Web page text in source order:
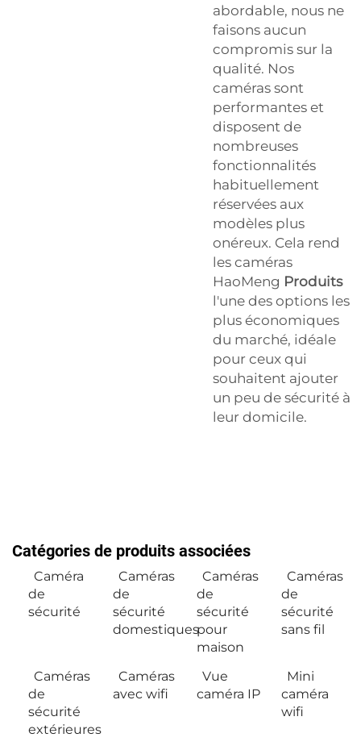
abordable, nous ne
faisons aucun
compromis sur la
qualité. Nos
caméras sont
performantes et
disposent de
nombreuses
fonctionnalités
habituellement
réservées aux
modèles plus
onéreux. Cela rend
les caméras
HaoMeng Produits
l'une des options les
plus économiques
du marché, idéale
pour ceux qui
souhaitent ajouter
un peu de sécurité à
leur domicile.
Catégories de produits associées
Caméra
de
sécurité
Caméras
de
sécurité
domestiques
Caméras
de
sécurité
pour
maison
Caméras
de
sécurité
sans fil
Caméras
de
sécurité
extérieures
Caméras
avec wifi
Vue
caméra IP
Mini
caméra
wifi